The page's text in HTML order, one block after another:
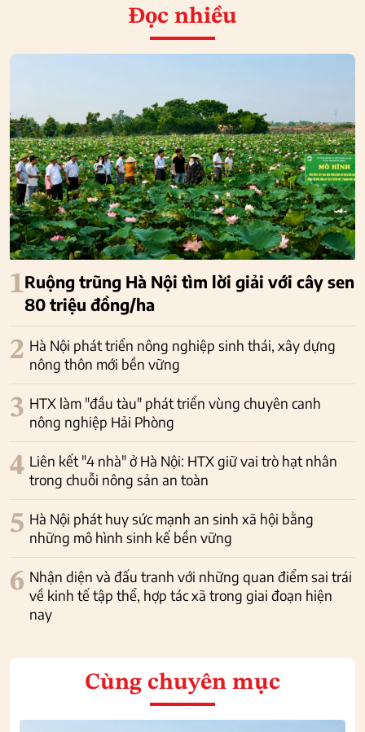
Đọc nhiều
1Ruộng trũng Hà Nội tìm lời giải với cây sen
80 triệu đồng/ha
2 Hà Nội phát triển nông nghiệp sinh thái, xây dựng
nông thôn mới bền vững
3 HTX làm "đầu tàu" phát triển vùng chuyên canh
nông nghiệp Hải Phòng
4 Liên kết "4 nhà" ở Hà Nội: HTX giữ vai trò hạt nhân
trong chuỗi nông sản an toàn
5 Hà Nội phát huy sức mạnh an sinh xã hội bằng
những mô hình sinh kế bền vững
6 Nhận diện và đấu tranh với những quan điểm sai trái
về kinh tế tập thể, hợp tác xã trong giai đoạn hiện
nay
Cùng chuyên mục